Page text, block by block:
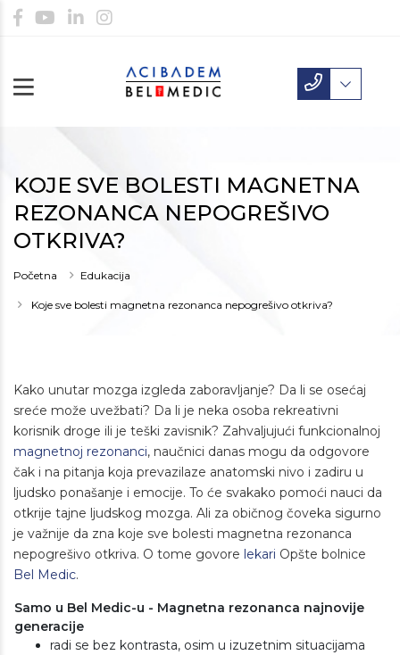
KOJE SVE BOLESTI MAGNETNA
REZONANCA NEPOGREŠIVO
OTKRIVA?
Početna Edukacija
Koje sve bolesti magnetna rezonanca nepogrešivo otkriva?
Kako unutar mozga izgleda zaboravljanje? Da li se osećaj
sreće možе uvežbati? Da li je neka osoba rekreativni
korisnik droge ili je teški zavisnik? Zahvaljujući funkcionalnoj
magnetnoj rezonanci, naučnici danas mogu da odgovore
čak i na pitanja koja prevazilaze anatomski nivo i zadiru u
ljudsko ponašanje i emocije. To će svakako pomoći nauci da
otkrije tajne ljudskog mozga. Ali za običnog čoveka sigurno
je važnije da zna koje sve bolesti magnetna rezonanca
nepogrešivo otkriva. O tome govore lekari Opšte bolnice
Bel Medic.
Samo u Bel Medic-u - Magnetna rezonanca najnovije
generacije
radi se bez kontrasta, osim u izuzetnim situacijama